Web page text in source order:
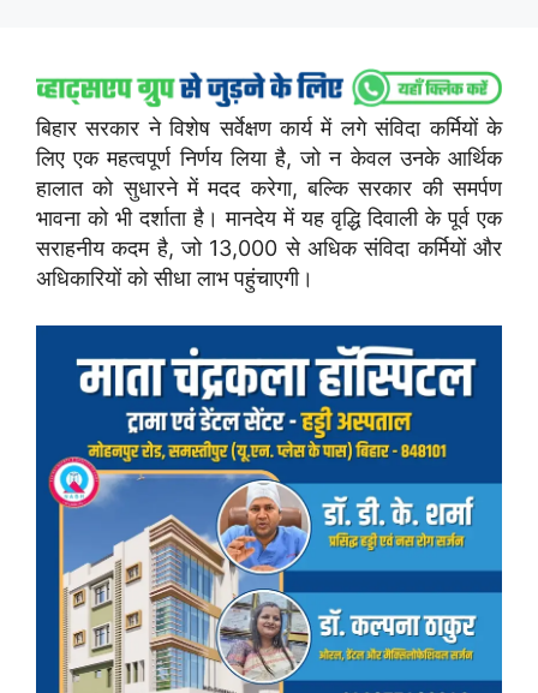
बिहार सरकार ने विशेष सर्वेक्षण कार्य में लगे संविदा कर्मियों के
लिए एक महत्वपूर्ण निर्णय लिया है, जो न केवल उनके आर्थिक
हालात को सुधारने में मदद करेगा, बल्कि सरकार की समर्पण
भावना को भी दर्शाता है। मानदेय में यह वृद्धि दिवाली के पूर्व एक
सराहनीय कदम है, जो 13,000 से अधिक संविदा कर्मियों और
अधिकारियों को सीधा लाभ पहुंचाएगी।